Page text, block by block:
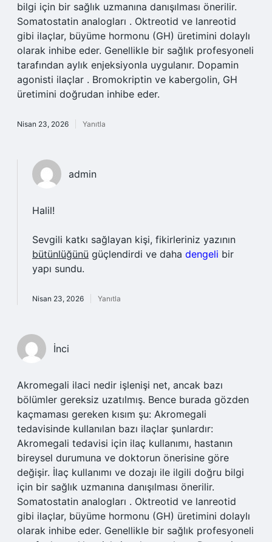
bilgi için bir sağlık uzmanına danışılması önerilir.
Somatostatin analogları . Oktreotid ve lanreotid
gibi ilaçlar, büyüme hormonu (GH) üretimini dolaylı
olarak inhibe eder. Genellikle bir sağlık profesyoneli
tarafından aylık enjeksiyonla uygulanır. Dopamin
agonisti ilaçlar . Bromokriptin ve kabergolin, GH
üretimini doğrudan inhibe eder.
Nisan 23, 2026 Yanıtla
admin
Halil!
Sevgili katkı sağlayan kişi, fikirleriniz yazının
bütünlüğünü güçlendirdi ve daha dengeli bir
yapı sundu.
Nisan 23, 2026 Yanıtla
İnci
Akromegali ilaci nedir işlenişi net, ancak bazı
bölümler gereksiz uzatılmış. Bence burada gözden
kaçmaması gereken kısım şu: Akromegali
tedavisinde kullanılan bazı ilaçlar şunlardır:
Akromegali tedavisi için ilaç kullanımı, hastanın
bireysel durumuna ve doktorun önerisine göre
değişir. İlaç kullanımı ve dozajı ile ilgili doğru bilgi
için bir sağlık uzmanına danışılması önerilir.
Somatostatin analogları . Oktreotid ve lanreotid
gibi ilaçlar, büyüme hormonu (GH) üretimini dolaylı
olarak inhibe eder. Genellikle bir sağlık profesyoneli